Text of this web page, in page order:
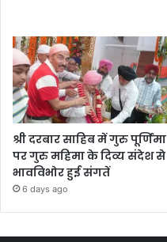
श्री दरबार साहिब में गुरु पूर्णिमा
पर गुरु महिमा के दिव्य संदेश से
भावविभोर हुई संगतें
6 days ago